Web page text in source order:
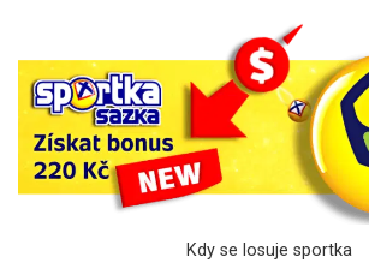
Kdy se losuje sportka